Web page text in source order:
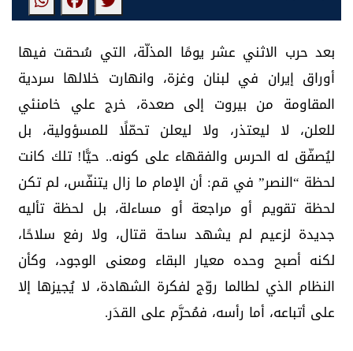
بعد حرب الاثني عشر يومًا المذلّة، التي سُحقت فيها
أوراق إيران في لبنان وغزة، وانهارت خلالها سردية
المقاومة من بيروت إلى صعدة، خرج علي خامنئي
للعلن، لا ليعتذر، ولا ليعلن تحمّلًا للمسؤولية، بل
ليُصفّق له الحرس والفقهاء على كونه.. حيًّا! تلك كانت
لحظة “النصر” في قم: أن الإمام ما زال يتنفّس، لم تكن
لحظة تقويم أو مراجعة أو مساءلة، بل لحظة تأليه
جديدة لزعيم لم يشهد ساحة قتال، ولا رفع سلاحًا،
لكنه أصبح وحده معيار البقاء ومعنى الوجود، وكأن
النظام الذي لطالما روّج لفكرة الشهادة، لا يُجيزها إلا
على أتباعه، أما رأسه، فمُحرَّم على القدَر.